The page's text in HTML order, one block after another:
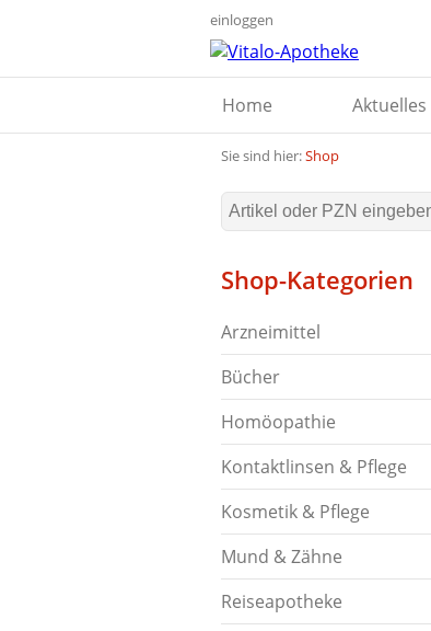
einloggen
Home Aktuelles
Sie sind hier:Shop
Shop-Kategorien
Arzneimittel
Bücher
Homöopathie
Kontaktlinsen & Pflege
Kosmetik & Pflege
Mund & Zähne
Reiseapotheke